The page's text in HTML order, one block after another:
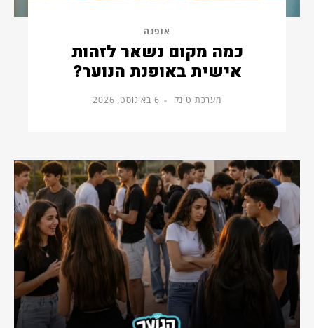
אופנה
כמה מקום נשאר לזהות
אישית באופנת הנוער?
מערכת טינק 6 באוגוסט, 2026